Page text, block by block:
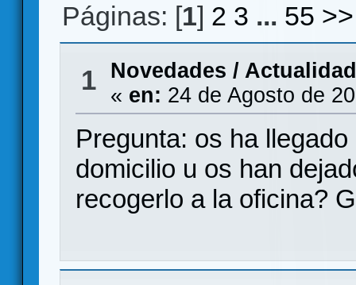
Páginas: [1] 2 3 ... 55 >>
1
Novedades / Actualidad
« en: 24 de Agosto de
Pregunta: os ha
domicilio u os han
recogerlo a la oficina?